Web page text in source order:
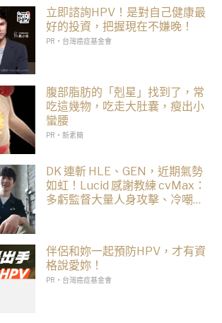
立即諮詢HPV！是對自己健康最
好的投資，把握現在不嫌晚！
PR・台灣癌症基金會
腹部脂肪的「剋星」找到了，常
吃這幾物，吃走大肚囊，瘦出小
蠻腰
PR・新素簡
DK 連斬 HLE、GEN，近期氣勢
如虹！Lucid 感謝教練 cvMax：
多虧監督大量人身攻擊、冷嘲熱
伴侶和妳一起預防HPV，才有資
格說愛妳！
PR・台灣癌症基金會